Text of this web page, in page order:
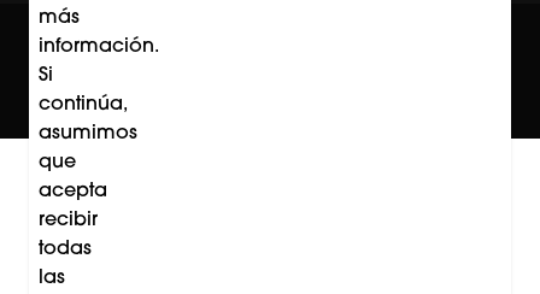
Acerca de Professional Beauty Group
más
información.
Si
continúa,
asumimos
que
acepta
recibir
todas
las